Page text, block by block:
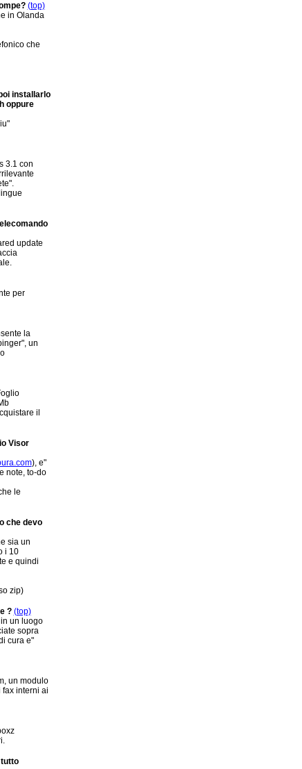
(top)
in Olanda
che
installarlo
oppure
3.1 con
update
per
la
un
il
Visor
), e"
note, to-do
le
che devo
sia un
i 10
e quindi
zip)
? (top)
un luogo
sopra
cura e"
un modulo
interni ai